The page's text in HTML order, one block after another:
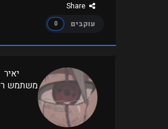
עוקבים
0
הודעות:
הצטרף:
סטטוס:
Offline
נראה
לאחרונה:
אוקטובר
יאיר
משתמש